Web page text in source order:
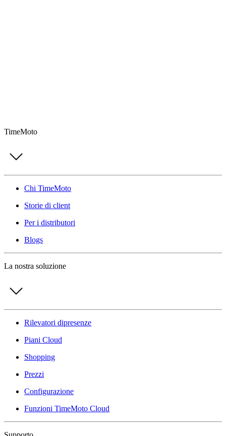
TimeMoto
Chi TimeMoto
Storie di client
Per i distributori
Blogs
La nostra soluzione
Rilevatori dipresenze
Piani Cloud
Shopping
Prezzi
Configurazione
Funzioni TimeMoto Cloud